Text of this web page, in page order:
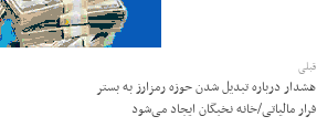
قبلی
هشدار درباره تبدیل شدن حوزه رمزارز به بستر
فرار مالیاتی/خانه نخبگان ایجاد می‌شود